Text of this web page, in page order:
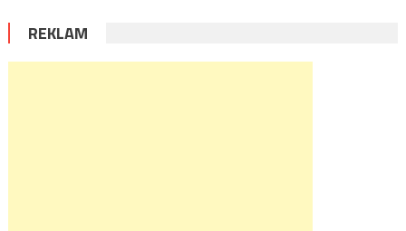
REKLAM